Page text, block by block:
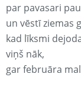
par pavasari
un vēstī ziemas
kad līksmi
viņš nāk,
gar februāra